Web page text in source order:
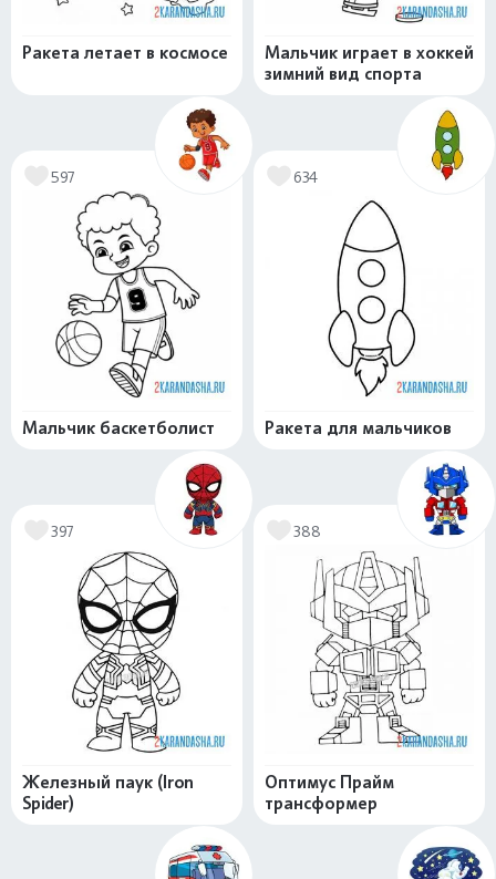
Ракета летает в космосе
Мальчик играет в хоккей
зимний вид спорта
597
Мальчик баскетболист
634
Ракета для мальчиков
397
Железный паук (Iron
Spider)
388
Оптимус Прайм
трансформер